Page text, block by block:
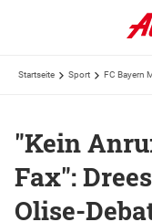
Startseite Sport FC Bayern
"Kein
Fax":
Olise-